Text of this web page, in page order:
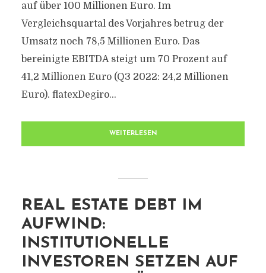
auf über 100 Millionen Euro. Im
Vergleichsquartal des Vorjahres betrug der
Umsatz noch 78,5 Millionen Euro. Das
bereinigte EBITDA steigt um 70 Prozent auf
41,2 Millionen Euro (Q3 2022: 24,2 Millionen
Euro). flatexDegiro...
WEITERLESEN
REAL ESTATE DEBT IM
AUFWIND:
INSTITUTIONELLE
INVESTOREN SETZEN AUF